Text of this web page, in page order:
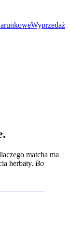
Wyprzedaż
.
matcha ma
herbaty. Bo